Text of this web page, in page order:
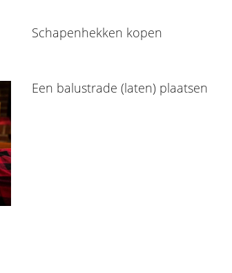
Schapenhekken kopen
Een balustrade (laten) plaatsen